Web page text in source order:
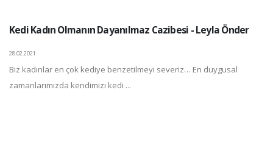
Kedi Kadın Olmanın Dayanılmaz Cazibesi - Leyla Önder
28.02.2021
Biz kadınlar en çok kediye benzetilmeyi severiz… En duygusal
zamanlarımızda kendimizi kedi ...